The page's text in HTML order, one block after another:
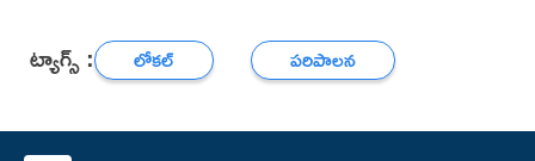
ట్యాగ్స్ : లోకల్ పరిపాలన